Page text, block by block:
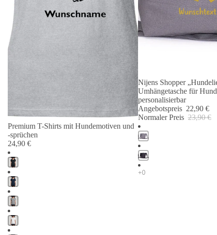
Premium T-Shirts mit Hundemotiven und
-sprüchen
24,90 €
Angebot 🐾
Nijens Shopper
Umhängetasche für
personalisierbar
Angebotspreis 22,90 €
Normaler Preis 23,90 €